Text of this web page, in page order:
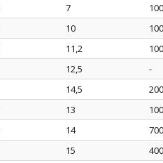
7
10
11,2
12,5
-
14,5
200
13
14
700
15
400